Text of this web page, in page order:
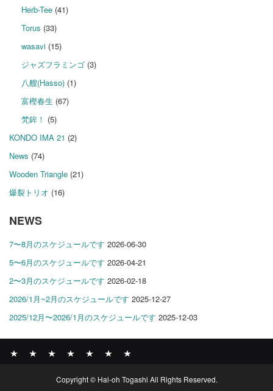
Herb-Tee(41)
Torus (33)
wasavi(15)
ジャズフラミンゴ(3)
八艘(Hasso)(1)
富樫春生 (67)
梵鉾！ (5)
KONDO IMA 21 (2)
News (74)
Wooden Triangle (21)
爆裂トリオ (16)
NEWS
7〜8月のスケジュールです 2026-06-30
5〜6月のスケジュールです 2026-04-21
2〜3月のスケジュールです 2026-02-18
2026/1月~2月のスケジュールです 2025-12-27
2025/12月〜2026/1月のスケジュールです 2025-12-03
RECORDS
PROFILE
Copyright © Hal-oh Togashi All Rights Reserved.